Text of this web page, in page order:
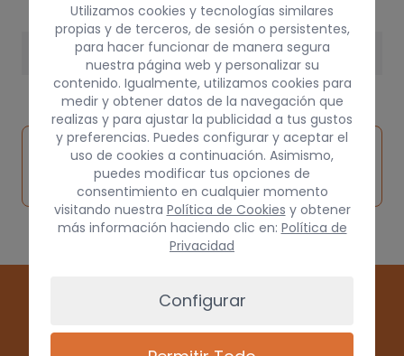
3 kg
Inspeccionar
vehículo de
origen
Solicitar
pieza
Consultar
por
Utilizamos cookies y tecnologías similares
propias y de terceros, de sesión o persistentes,
para hacer funcionar de manera segura
nuestra página web y personalizar su
contenido. Igualmente, utilizamos cookies para
medir y obtener datos de la navegación que
realizas y para ajustar la publicidad a tus gustos
y preferencias. Puedes configurar y aceptar el
uso de cookies a continuación. Asimismo,
puedes modificar tus opciones de
consentimiento en cualquier momento
visitando nuestra Política de Cookies y obtener
más información haciendo clic en: Política de
Privacidad
Configurar